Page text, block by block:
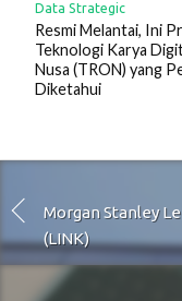
Data Strategic
Resmi Melantai, Ini
Teknologi Karya
Nusa (TRON) yang
Diketahui
Morgan Stanley
(LINK)